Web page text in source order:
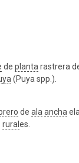
de plantarastrera
(Puya spp.).
de alaancha
rurales.